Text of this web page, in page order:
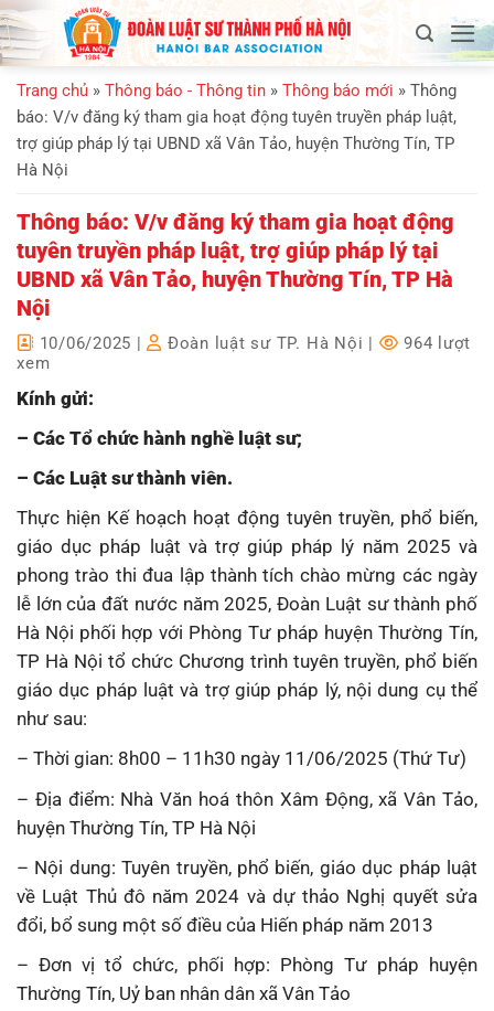
Bỏ
qua
nội
dung
Trang chủ » Thông báo - Thông tin » Thông báo mới » Thông
báo: V/v đăng ký tham gia hoạt động tuyên truyền pháp luật,
trợ giúp pháp lý tại UBND xã Vân Tảo, huyện Thường Tín, TP
Hà Nội
Thông báo: V/v đăng ký tham gia hoạt động
tuyên truyền pháp luật, trợ giúp pháp lý tại
UBND xã Vân Tảo, huyện Thường Tín, TP Hà
Nội
10/06/2025 | Đoàn luật sư TP. Hà Nội |
964 lượt
xem
Kính gửi:
– Các Tổ chức hành nghề luật sư;
– Các Luật sư thành viên.
Thực hiện Kế hoạch hoạt động tuyên truyền, phổ biến,
giáo dục pháp luật và trợ giúp pháp lý năm 2025 và
phong trào thi đua lập thành tích chào mừng các ngày
lễ lớn của đất nước năm 2025, Đoàn Luật sư thành phố
Hà Nội phối hợp với Phòng Tư pháp huyện Thường Tín,
TP Hà Nội tổ chức Chương trình tuyên truyền, phổ biến
giáo dục pháp luật và trợ giúp pháp lý, nội dung cụ thể
như sau:
– Thời gian: 8h00 – 11h30 ngày 11/06/2025 (Thứ Tư)
– Địa điểm: Nhà Văn hoá thôn Xâm Động, xã Vân Tảo,
huyện Thường Tín, TP Hà Nội
– Nội dung: Tuyên truyền, phổ biến, giáo dục pháp luật
về Luật Thủ đô năm 2024 và dự thảo Nghị quyết sửa
đổi, bổ sung một số điều của Hiến pháp năm 2013
– Đơn vị tổ chức, phối hợp: Phòng Tư pháp huyện
Thường Tín, Uỷ ban nhân dân xã Vân Tảo